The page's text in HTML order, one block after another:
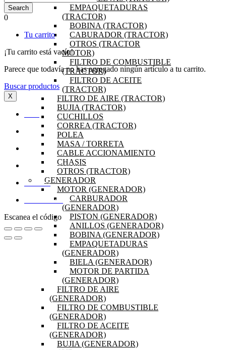
EMPAQUETADURAS
(TRACTOR)
BOBINA (TRACTOR)
CABURADOR (TRACTOR)
OTROS (TRACTOR
MOTOR)
FILTRO DE COMBUSTIBLE
(TRACTOR)
FILTRO DE ACEITE
(TRACTOR)
FILTRO DE AIRE (TRACTOR)
BUJIA (TRACTOR)
CUCHILLOS
CORREA (TRACTOR)
POLEA
MASA / TORRETA
CABLE ACCIONAMIENTO
CHASIS
OTROS (TRACTOR)
GENERADOR
MOTOR (GENERADOR)
CARBURADOR
(GENERADOR)
PISTON (GENERADOR)
ANILLOS (GENERADOR)
BOBINA (GENERADOR)
EMPAQUETADURAS
(GENERADOR)
BIELA (GENERADOR)
MOTOR DE PARTIDA
(GENERADOR)
FILTRO DE AIRE
(GENERADOR)
FILTRO DE COMBUSTIBLE
(GENERADOR)
FILTRO DE ACEITE
(GENERADOR)
BUJIA (GENERADOR)
0
Tu carrito
¡Tu carrito está vacío!
Parece que todavía no has agregado ningún artículo a tu carrito.
Buscar productos
X
PREGUNTAS FRECUENTES
MI CUENTA
DISTRIBUIDORES
Escanea el código